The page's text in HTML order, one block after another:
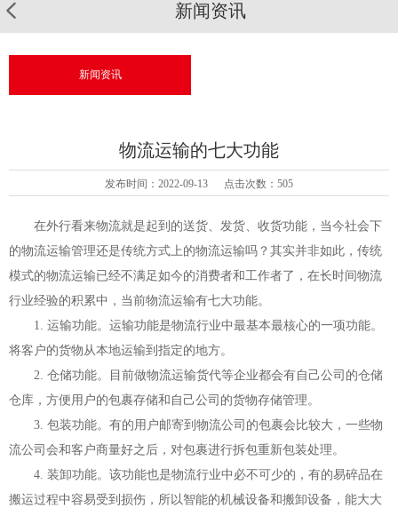
新闻资讯
新闻资讯
物流运输的七大功能
发布时间：2022-09-13 点击次数：505
在外行看来物流就是起到的送货、发货、收货功能，当今社会下
的物流运输管理还是传统方式上的物流运输吗？其实并非如此，传统
模式的物流运输已经不满足如今的消费者和工作者了，在长时间物流
行业经验的积累中，当前物流运输有七大功能。
1. 运输功能。运输功能是物流行业中最基本最核心的一项功能。
将客户的货物从本地运输到指定的地方。
2. 仓储功能。目前做物流运输货代等企业都会有自己公司的仓储
仓库，方便用户的包裹存储和自己公司的货物存储管理。
3. 包装功能。有的用户邮寄到物流公司的包裹会比较大，一些物
流公司会和客户商量好之后，对包裹进行拆包重新包装处理。
4. 装卸功能。该功能也是物流行业中必不可少的，有的易碎品在
搬运过程中容易受到损伤，所以智能的机械设备和搬卸设备，能大大